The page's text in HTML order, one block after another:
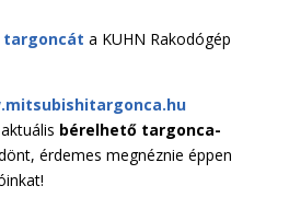
targoncát a KUHN Rakodógép
bérelhető targonca-
érdemes megnéznie éppen